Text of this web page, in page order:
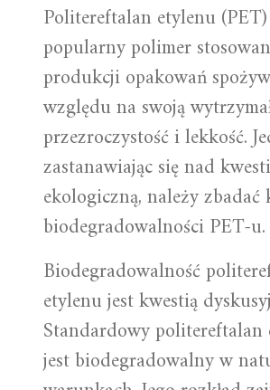
Politereftalan etylenu
popularny polimer
produkcji opakowań
względu na swoją
przezroczystość i lekkość.
zastanawiając się nad
ekologiczną, należy zbadać
biodegradowalności PET-u.
Biodegradowalność
etylenu jest kwestią
Standardowy
jest biodegradowalny w